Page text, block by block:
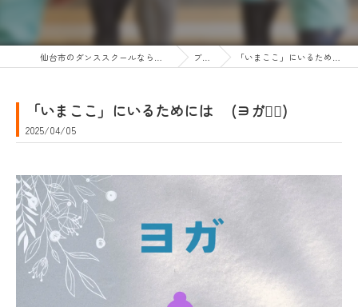
仙台市のダンススクールならマイダンスショップ ブログ 「いまここ」にいるためには (ヨガ🧘‍♀️)
「いまここ」にいるためには (ヨガ🧘‍♀️)
2025/04/05